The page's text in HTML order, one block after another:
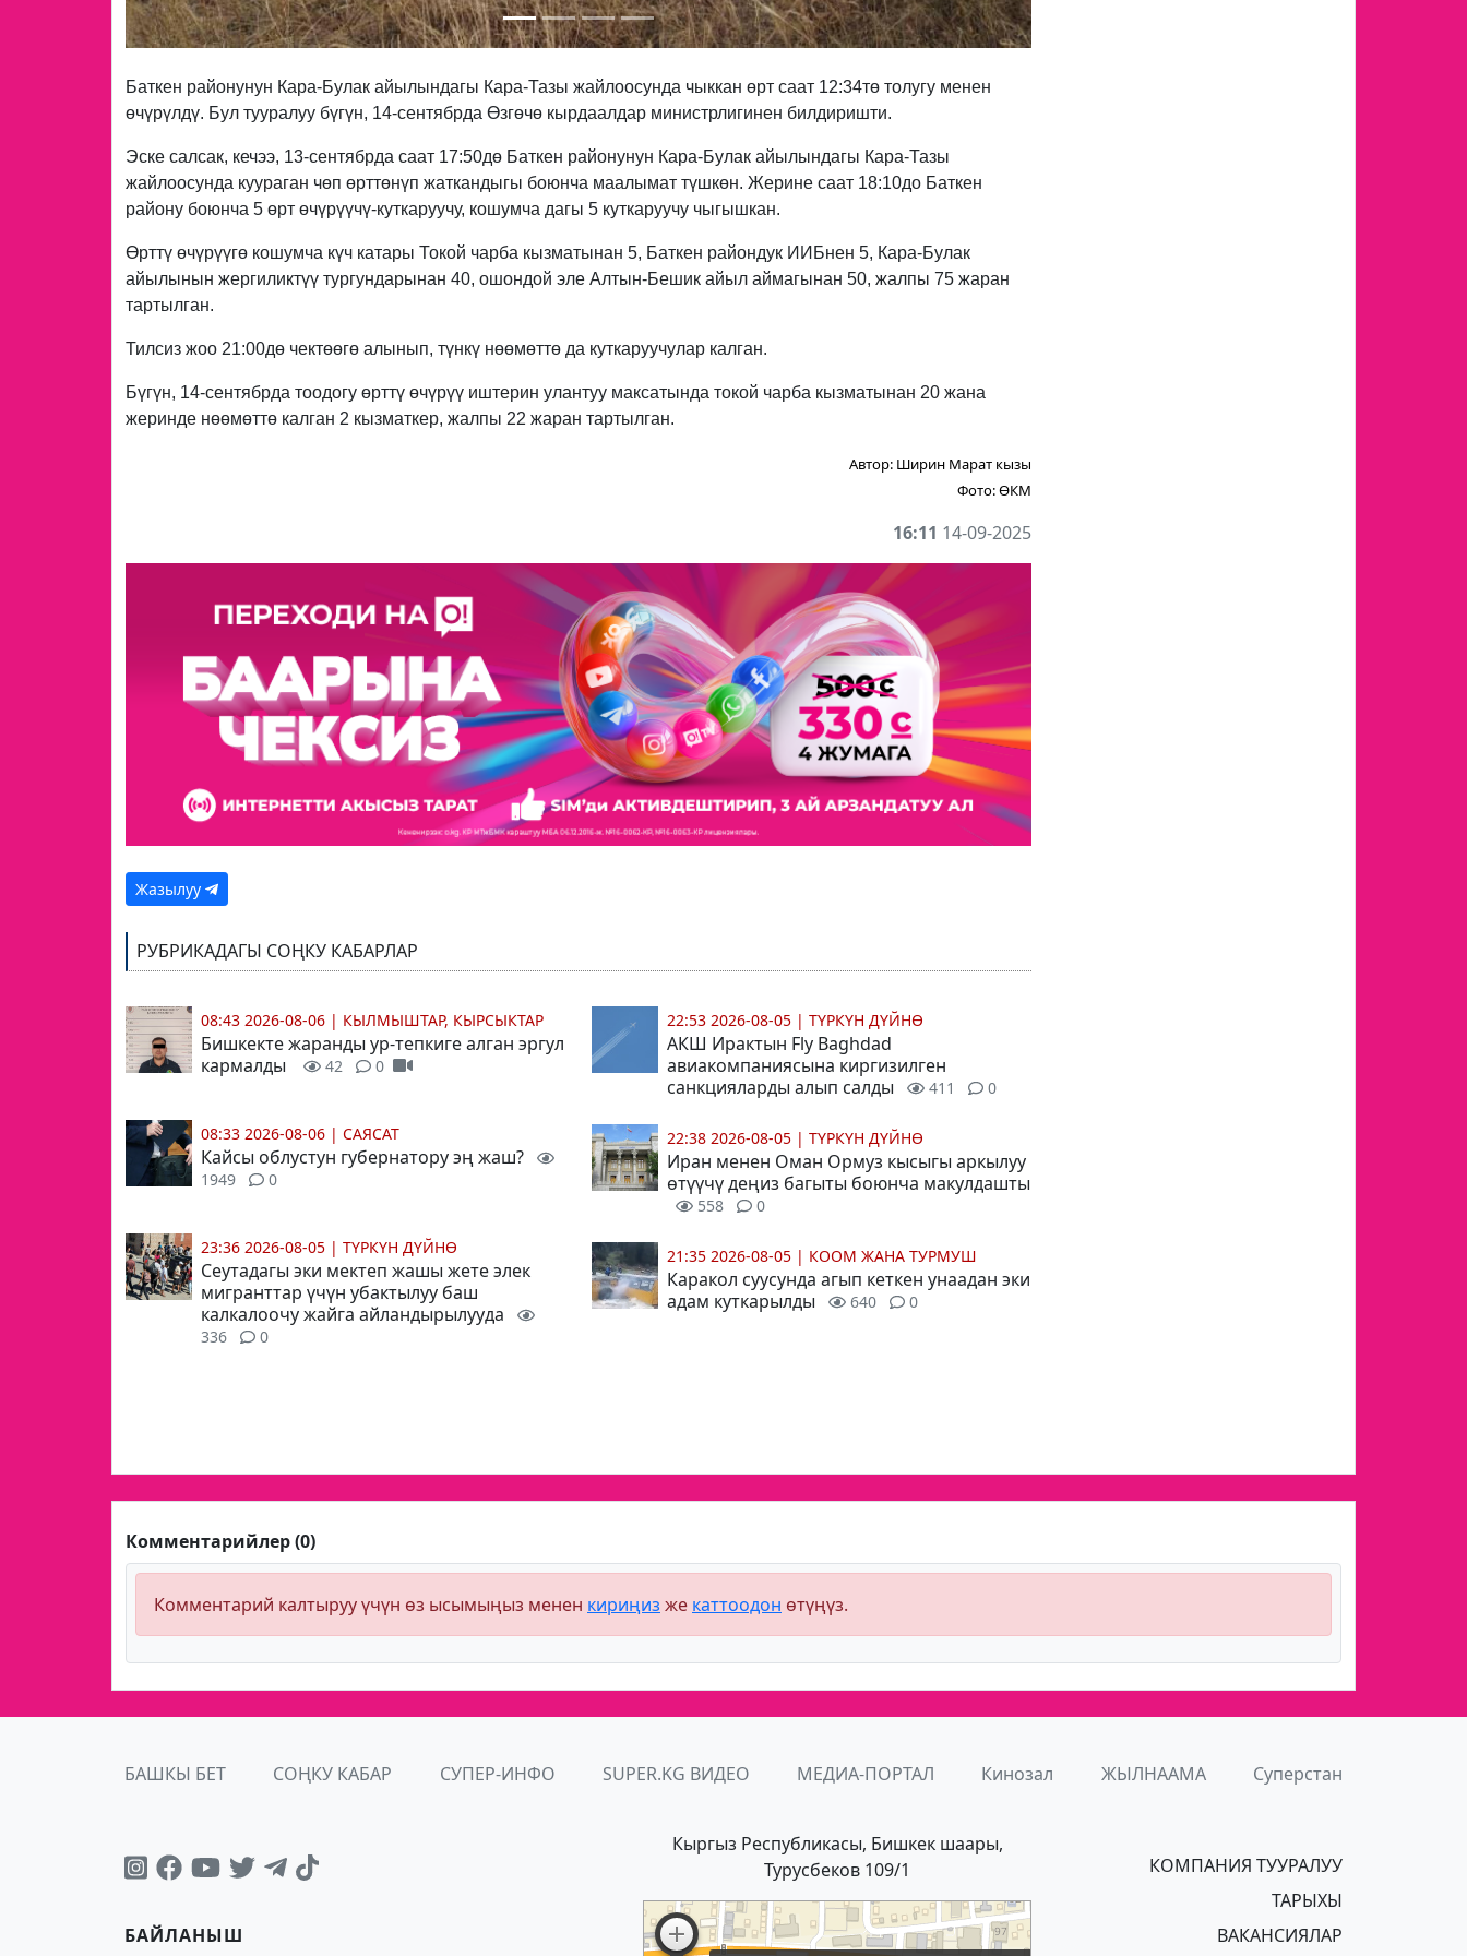
Баткен районунун Кара-Булак айылындагы Кара-Тазы жайлоосунда чыккан өрт саат 12:34тө толугу менен
өчүрүлдү. Бул тууралуу бүгүн, 14-сентябрда Өзгөчө кырдаалдар министрлигинен билдиришти.
Эске салсак, кечээ, 13-сентябрда саат 17:50дө Баткен районунун Кара-Булак айылындагы Кара-Тазы
жайлоосунда куураган чөп өрттөнүп жаткандыгы боюнча маалымат түшкөн. Жерине саат 18:10до Баткен
району боюнча 5 өрт өчүрүүчү-куткаруучу, кошумча дагы 5 куткаруучу чыгышкан.
Өрттү өчүрүүгө кошумча күч катары Токой чарба кызматынан 5, Баткен райондук ИИБнен 5, Кара-Булак
айылынын жергиликтүү тургундарынан 40, ошондой эле Алтын-Бешик айыл аймагынан 50, жалпы 75 жаран
тартылган.
Тилсиз жоо 21:00дө чектөөгө алынып, түнкү нөөмөттө да куткаруучулар калган.
Бүгүн, 14-сентябрда тоодогу өрттү өчүрүү иштерин улантуу максатында токой чарба кызматынан 20 жана
жеринде нөөмөттө калган 2 кызматкер, жалпы 22 жаран тартылган.
Автор: Ширин Марат кызы
Фото:ӨКМ
16:11 14-09-2025
Жазылуу
РУБРИКАДАГЫ СОҢКУ КАБАРЛАР
08:43 2026-08-06 | КЫЛМЫШТАР, КЫРСЫКТАР
Бишкекте жаранды ур-тепкиге алган эргул
кармалды
42 0
08:33 2026-08-06 | САЯСАТ
Кайсы облустун губернатору эң жаш?
1949 0
23:36 2026-08-05 | ТҮРКҮН ДҮЙНӨ
Сеутадагы эки мектеп жашы жете элек
мигранттар үчүн убактылуу баш
калкалоочу жайга айландырылууда
336 0
22:53 2026-08-05 | ТҮРКҮН ДҮЙНӨ
АКШ Ирактын Fly Baghdad
авиакомпаниясына киргизилген
санкцияларды алып салды
411 0
22:38 2026-08-05 | ТҮРКҮН ДҮЙНӨ
Иран менен Оман Ормуз кысыгы аркылуу
өтүүчү деңиз багыты боюнча макулдашты
558 0
21:35 2026-08-05 | КООМ ЖАНА ТУРМУШ
Каракол суусунда агып кеткен унаадан эки
адам куткарылды
640 0
Комментарийлер (0)
Комментарий калтыруу үчүн өз ысымыңыз менен кириңиз же каттоодон өтүңүз.
БАШКЫ БЕТ СОҢКУ КАБАР СУПЕР-ИНФО SUPER.KG ВИДЕО МЕДИА-ПОРТАЛ Кинозал ЖЫЛНААМА Суперстан
БАЙЛАНЫШ
Кыргыз Республикасы, Бишкек шаары,
Турусбеков 109/1
КОМПАНИЯ ТУУРАЛУУ
ТАРЫХЫ
ВАКАНСИЯЛАР